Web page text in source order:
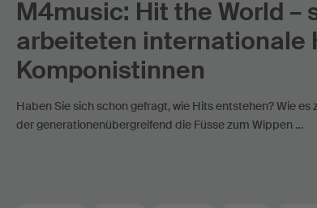
M4music: Hit the World –
arbeiteten internationale
Komponistinnen
Haben Sie sich schon gefragt, wie Hits entstehen? Wie es
der generationenübergreifend die Füsse zum Wippen …